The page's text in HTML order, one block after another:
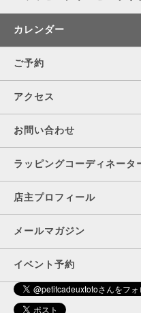
カレンダー
ご予約
アクセス
お問い合わせ
ラッピングコーディネ
店主プロフィール
メールマガジン
イベント予約